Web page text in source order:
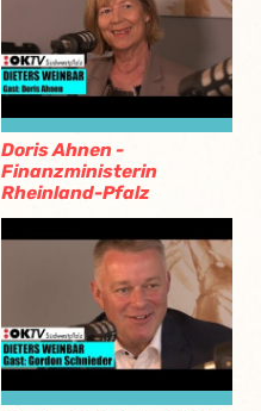
Doris Ahnen -
Finanzministerin
Rheinland-Pfalz